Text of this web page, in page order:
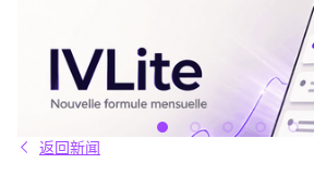
IVLite：IVT精华通知，每月仅29欧元 清晰
顾，直接送达您的手机与电脑，仅此而已。
而是过剩。每天都有数十种分析、相互矛
场中。结果就是：你推迟，把事情留到“以
场，而不是主动掌控。 IVLite正是基于这
29€，只为你提供一件事：IVT的核心内容
么？ IVLite即IVT通知的访问权，仅此而已
和电脑上收到IVT教练们制作的清晰计划、
返回新闻